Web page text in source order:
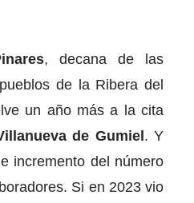
, decana de las
de la Ribera del
un año más a la cita
de Gumiel. Y
incremento del número
Si en 2023 vio